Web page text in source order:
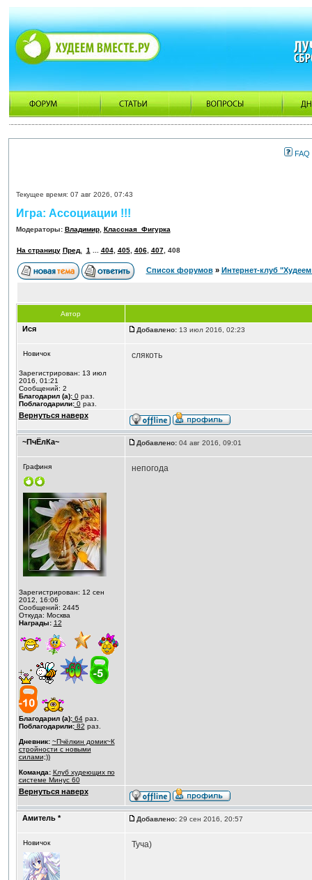
FAQ
Текущее время: 07 авг 2026, 07:43
Игра: Ассоциации !!!
Модераторы: Владимир, Классная_Фигурка
На страницу Пред. 1 404, 405, 406, 407, 408
Список форумов» Интернет-клуб
Автор
Ися Добавлено:13 июл 2016, 02:23
Новичок
Зарегистрирован: 13 июл
2016, 01:21
Сообщений: 2
Благодарил (а):0раз.
Поблагодарили:0раз.
слякоть
Вернуться наверх
~ПчЁлКа~ Добавлено:04 авг 2016, 09:01
Графиня
Зарегистрирован: 12 сен
2012, 16:06
Сообщений: 2445
Откуда: Москва
Награды: 12
Благодарил (а):64раз.
Поблагодарили:82 раз.
Дневник: ~Пчёлкин домик~К
стройности с новыми
силами;))
Команда: Клуб худеющих по
системе Минус 60
непогода
Вернуться наверх
Амитель * Добавлено:29 сен 2016, 20:57
Новичок Туча)